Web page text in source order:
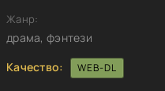
Жанр:
драма, фэнтези
Качество:
WEB-DL